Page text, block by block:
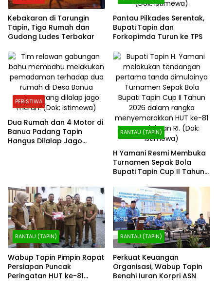
Kebakaran di Tarungin
Tapin, Tiga Rumah dan
Gudang Ludes Terbakar
Pantau Pilkades Serentak,
Bupati Tapin dan
Forkopimda Turun ke TPS
PERISTIWA
Dua Rumah dan 4 Motor di
Banua Padang Tapin
Hangus Dilalap Jago
RANTAU (TAPIN)
H Yamani Resmi Membuka
Turnamen Sepak Bola
Bupati Tapin Cup II Tahun
RANTAU (TAPIN)
Wabup Tapin Pimpin Rapat
Persiapan Puncak
Peringatan HUT ke-81
RANTAU (TAPIN)
Perkuat Keuangan
Organisasi, Wabup Tapin
Benahi Iuran Korpri ASN